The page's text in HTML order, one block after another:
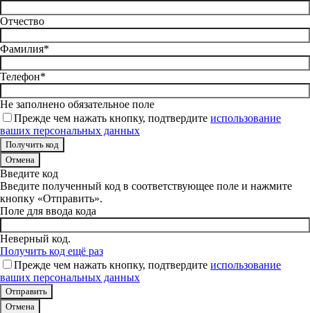
Отчество
Фамилия*
Телефон*
Не заполнено обязательное поле
Прежде чем нажать кнопку, подтвердите использование
ваших персональных данных
Отмена
Введите код
Введите полученный код в соответствующее поле и нажмите
кнопку «Отправить».
Поле для ввода кода
Неверный код.
Получить код ещё раз
Прежде чем нажать кнопку, подтвердите использование
ваших персональных данных
Отмена